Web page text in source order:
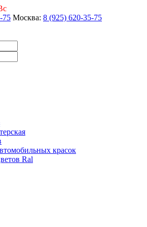
75 Москва: 8 (925) 620-35-75
красок
Ral